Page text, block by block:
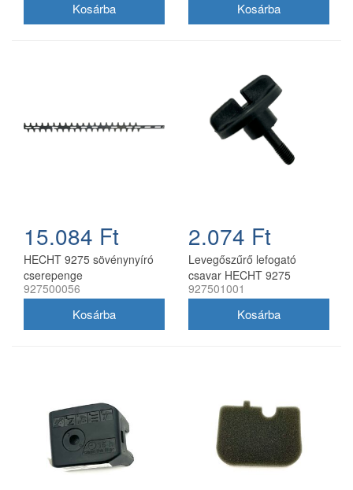
15.084 Ft
HECHT 9275 sövénynyíró
cserepenge
927500056
2.074 Ft
Levegőszűrő lefogató
csavar HECHT 9275
sövényvágóhoz
927501001